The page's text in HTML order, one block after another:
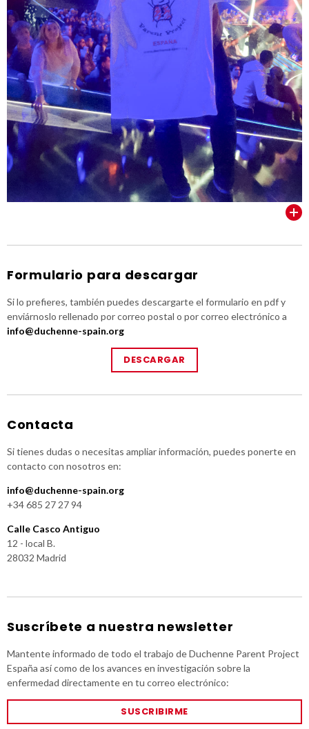
Formulario para descargar
Si lo prefieres, también puedes descargarte el formulario en pdf y
enviárnoslo rellenado por correo postal o por correo electrónico a
info@duchenne-spain.org
DESCARGAR
Contacta
Si tienes dudas o necesitas ampliar información, puedes ponerte en
contacto con nosotros en:
info@duchenne-spain.org
+34 685 27 27 94
Calle Casco Antiguo
12 - local B.
28032 Madrid
Suscríbete a nuestra newsletter
Mantente informado de todo el trabajo de Duchenne Parent Project
España así como de los avances en investigación sobre la
enfermedad directamente en tu correo electrónico:
SUSCRIBIRME